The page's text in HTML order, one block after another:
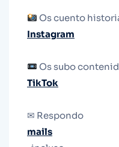
Os cuento
Instagram
Os subo
TikTok
✉ Respondo
mails